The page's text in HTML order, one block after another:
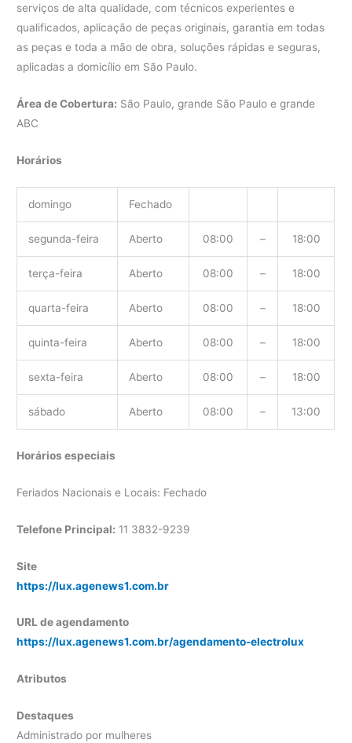
serviços de alta qualidade, com técnicos experientes e
qualificados, aplicação de peças originais, garantia em todas
as peças e toda a mão de obra, soluções rápidas e seguras,
aplicadas a domicílio em São Paulo.
Área de Cobertura: São Paulo, grande São Paulo e grande
ABC
Horários
domingo Fechado
segunda-feira Aberto 08:00 – 18:00
terça-feira Aberto 08:00 – 18:00
quarta-feira Aberto 08:00 – 18:00
quinta-feira Aberto 08:00 – 18:00
sexta-feira Aberto 08:00 – 18:00
sábado Aberto 08:00 – 13:00
Horários especiais
Feriados Nacionais e Locais: Fechado
Telefone Principal: 11 3832-9239
Site
https://lux.agenews1.com.br
URL de agendamento
https://lux.agenews1.com.br/agendamento-electrolux
Atributos
Destaques
Administrado por mulheres